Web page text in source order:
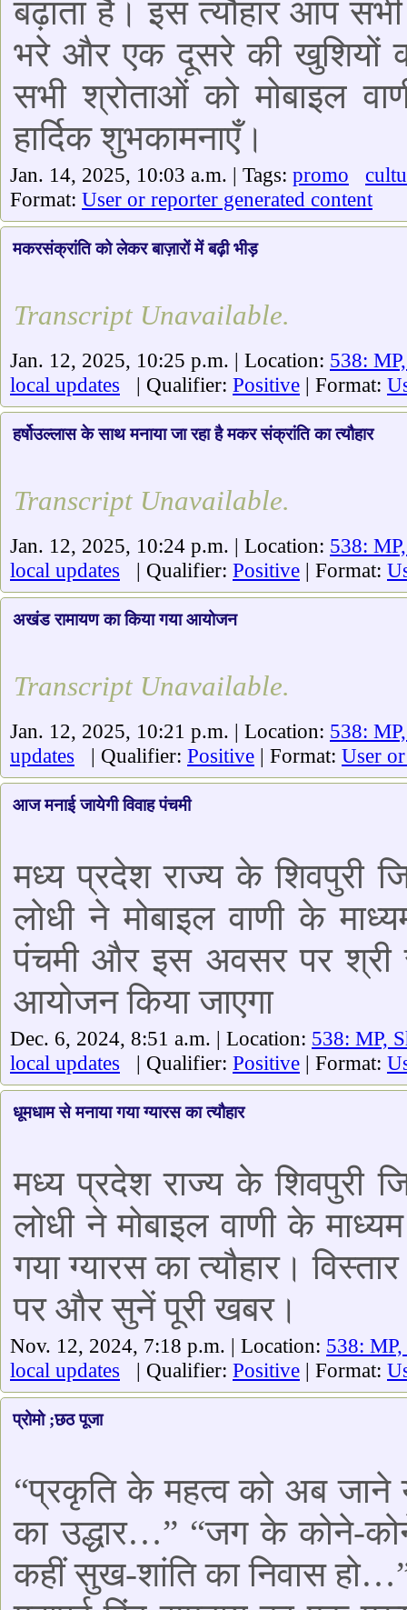
बढ़ाता है। इस त्यौहार आप
भरे और एक दूसरे की खुशियों
सभी श्रोताओं को मोबाइल
हार्दिक शुभकामनाएँ।
Jan. 14, 2025, 10:03 a.m. | Tags: promo
Format: User or reporter generated content
मकरसंक्रांति को लेकर बाज़ारों में बढ़ी भीड़
Transcript Unavailable.
Jan. 12, 2025, 10:25 p.m. | Location: 538:
local updates | Qualifier: Positive | Format:
हर्षोउल्लास के साथ मनाया जा रहा है मकर संक्रांति का त्यौहार
Transcript Unavailable.
Jan. 12, 2025, 10:24 p.m. | Location: 538:
local updates | Qualifier: Positive | Format:
अखंड रामायण का किया गया आयोजन
Transcript Unavailable.
Jan. 12, 2025, 10:21 p.m. | Location: 538:
updates | Qualifier: Positive | Format: User
आज मनाई जायेगी विवाह पंचमी
मध्य प्रदेश राज्य के शिवपुरी
लोधी ने मोबाइल वाणी के
पंचमी और इस अवसर पर श्री
आयोजन किया जाएगा
Dec. 6, 2024, 8:51 a.m. | Location: 538: MP,
local updates | Qualifier: Positive | Format:
धूमधाम से मनाया गया ग्यारस का त्यौहार
मध्य प्रदेश राज्य के शिवपुरी
लोधी ने मोबाइल वाणी के
गया ग्यारस का त्यौहार।
पर और सुनें पूरी खबर।
Nov. 12, 2024, 7:18 p.m. | Location: 538:
local updates | Qualifier: Positive | Format:
प्रोमो ;छठ पूजा
“प्रकृति के महत्व को अब जाने
का उद्धार…” “जग के कोने-
कहीं सुख-शांति का निवास